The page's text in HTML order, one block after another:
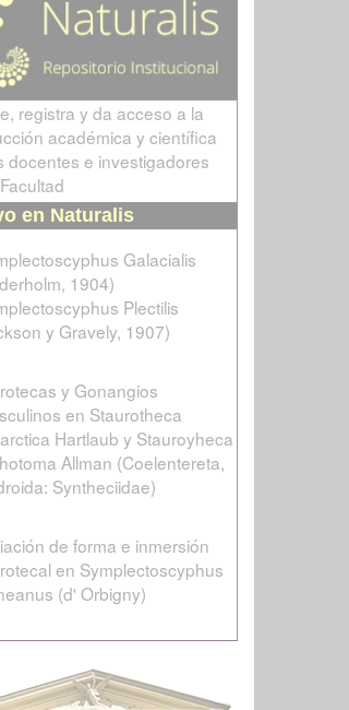
registra y da acceso a la
académica y científica
docentes e investigadores
en Naturalis
Galacialis
1904)
Plectilis
y Gravely, 1907)
y Gonangios
en Staurotheca
Hartlaub y Stauroyheca
Allman (Coelentereta,
Syntheciidae)
de forma e inmersión
en Symplectoscyphus
(d' Orbigny)